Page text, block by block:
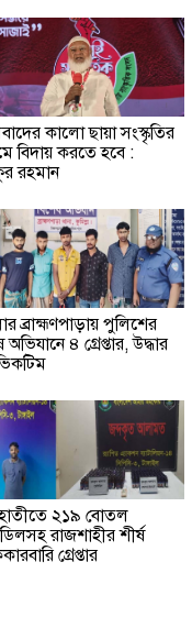
কালো ছায়া সংস্কৃতির
বিদায় করতে হবে :
রহমান
ব্রাহ্মণপাড়ায় পুলিশের
অভিযানে ৪ গ্রেপ্তার, উদ্ধার
২১৯ বোতল
রাজশাহীর শীর্ষ
গ্রেপ্তার